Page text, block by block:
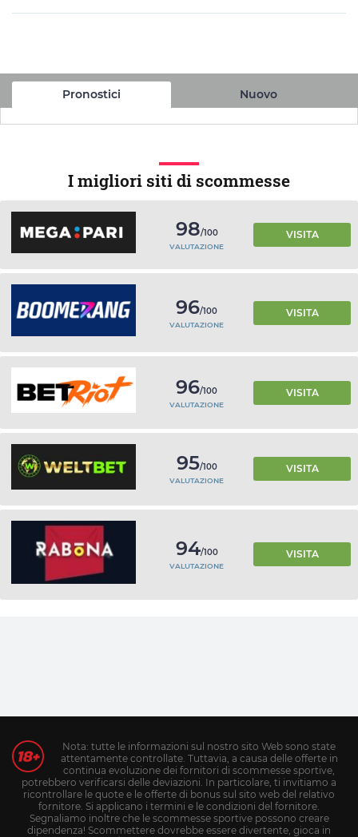
Pronostici Nuovo
I migliori siti di scommesse
98/100
VALUTAZIONE
VISITA
96/100
VALUTAZIONE
VISITA
96/100
VALUTAZIONE
VISITA
95/100
VALUTAZIONE
VISITA
94/100
VALUTAZIONE
VISITA
Nota: tutte le informazioni sul nostro sito Web sono state
attentamente controllate. Tuttavia, a causa delle offerte in
continua evoluzione dei fornitori di scommesse sportive,
potrebbero verificarsi delle deviazioni. In particolare, ti invitiamo a
ricontrollare le quote e le offerte di bonus sul sito web del relativo
fornitore. Si applicano i termini e le condizioni del fornitore.
Segnaliamo inoltre che le scommesse sportive possono creare
dipendenza! Scommettere dovrebbe essere divertente, gioca in